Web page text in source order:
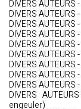
DIVERS
DIVERS
DIVERS
DIVERS
DIVERS
DIVERS
DIVERS
DIVERS
DIVERS
DIVERS
engeuler)